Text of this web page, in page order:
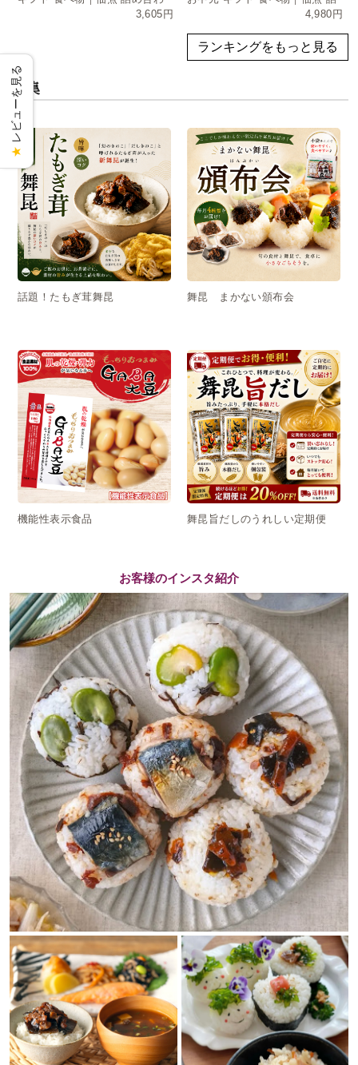
3,605円 4,980円
ランキングをもっと見る
特集
話題！たもぎ茸舞昆 舞昆 まかない頒布会
機能性表示食品 舞昆旨だしのうれしい定期便
お客様のインスタ紹介
★
レビューを見る